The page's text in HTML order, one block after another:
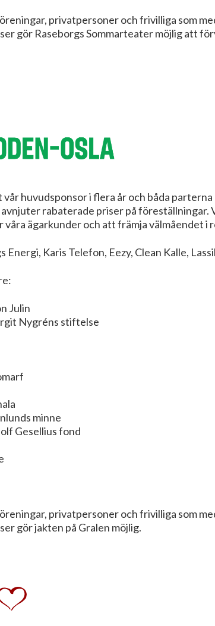
privatpersoner och frivilliga som
gör Raseborgs Sommarteater möjlig att
huvudsponsor i flera år och båda
rabaterade priser på
ägarkunder och att främja välmåendet i
Energi, Karis Telefon, Eezy, Clean Kalle,
Julin
Nygréns stiftelse
minne
Gesellius fond
privatpersoner och frivilliga som
gör jakten på Gralen möjlig.